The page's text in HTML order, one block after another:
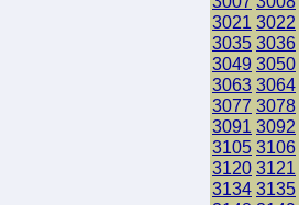
3021 3022
3035 3036
3049 3050
3063 3064
3077 3078
3091 3092
3105 3106
3120 3121
3134 3135